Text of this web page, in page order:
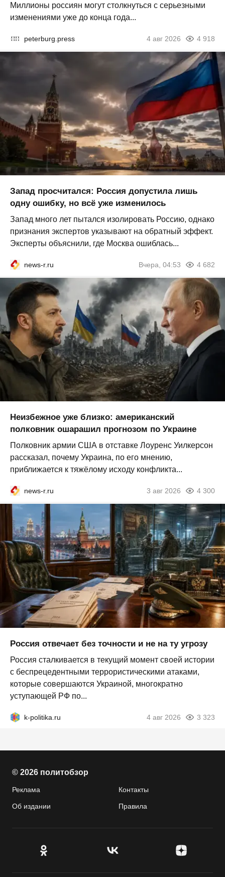
Миллионы россиян могут столкнуться с серьезными
изменениями уже до конца года...
peterburg.press 4 авг 2026 4 918
Запад просчитался: Россия допустила лишь
одну ошибку, но всё уже изменилось
Запад много лет пытался изолировать Россию, однако
признания экспертов указывают на обратный эффект.
Эксперты объяснили, где Москва ошиблась...
news-r.ru Вчера, 04:53 4 682
Неизбежное уже близко: американский
полковник ошарашил прогнозом по Украине
Полковник армии США в отставке Лоуренс Уилкерсон
рассказал, почему Украина, по его мнению,
приближается к тяжёлому исходу конфликта...
news-r.ru 3 авг 2026 4 300
Россия отвечает без точности и не на ту угрозу
Россия сталкивается в текущий момент своей истории
с беспрецедентными террористическими атаками,
которые совершаются Украиной, многократно
уступающей РФ по...
k-politika.ru 4 авг 2026 3 323
© 2026 политобзор
Реклама Контакты
Об издании Правила